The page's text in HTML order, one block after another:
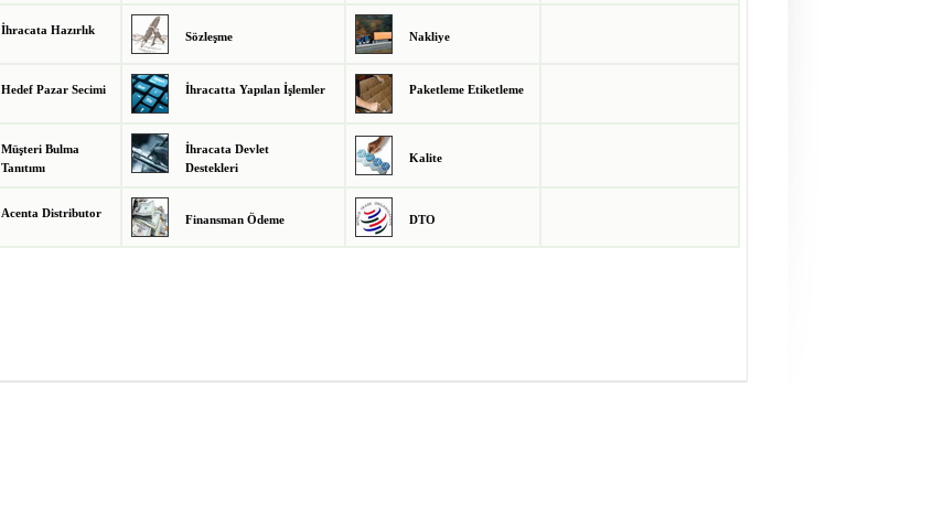
İhracata Hazırlık Sözleşme Nakliye
Hedef Pazar Secimi İhracatta Yapılan İşlemler Paketleme Etiketleme
Müşteri Bulma
Tanıtımı
İhracata Devlet
Destekleri
Kalite
Acenta Distributor Finansman Ödeme DTO